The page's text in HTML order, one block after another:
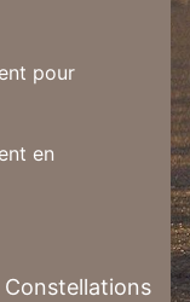
pour
en
Constellations